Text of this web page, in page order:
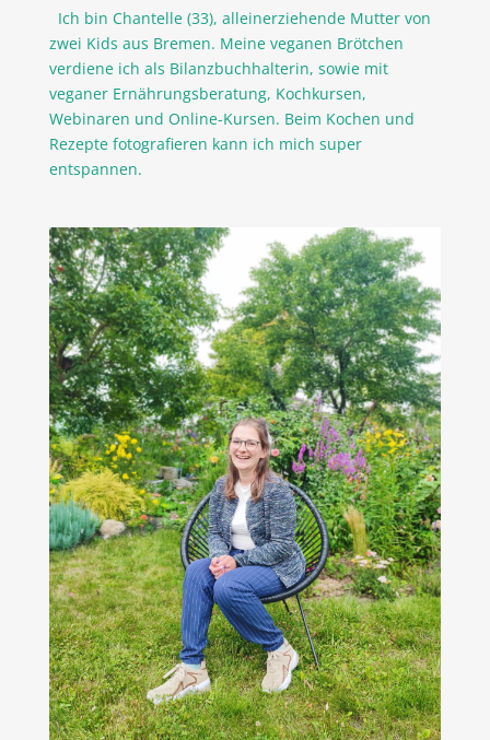
Ich bin Chantelle (33), alleinerziehende Mutter von
zwei Kids aus Bremen. Meine veganen Brötchen
verdiene ich als Bilanzbuchhalterin, sowie mit
veganer Ernährungsberatung, Kochkursen,
Webinaren und Online-Kursen. Beim Kochen und
Rezepte fotografieren kann ich mich super
entspannen.